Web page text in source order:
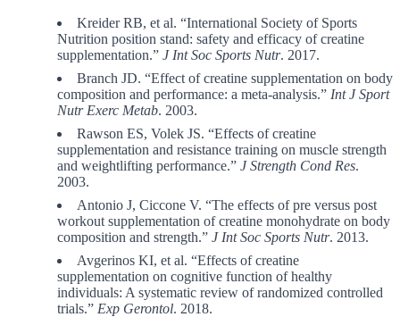
Kreider RB, et al. “International Society of Sports
Nutrition position stand: safety and efficacy of creatine
supplementation.” J Int Soc Sports Nutr. 2017.
Branch JD. “Effect of creatine supplementation on body
composition and performance: a meta-analysis.” Int J Sport
Nutr Exerc Metab. 2003.
Rawson ES, Volek JS. “Effects of creatine
supplementation and resistance training on muscle strength
and weightlifting performance.” J Strength Cond Res.
2003.
Antonio J, Ciccone V. “The effects of pre versus post
workout supplementation of creatine monohydrate on body
composition and strength.” J Int Soc Sports Nutr. 2013.
Avgerinos KI, et al. “Effects of creatine
supplementation on cognitive function of healthy
individuals: A systematic review of randomized controlled
trials.” Exp Gerontol. 2018.